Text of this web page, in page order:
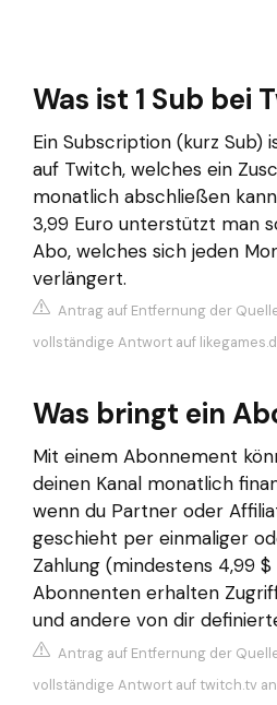
Was ist 1 Sub bei
Ein Subscription (kurz Sub)
auf Twitch, welches ein
monatlich abschließen
3,99 Euro unterstützt man
Abo, welches sich jeden
verlängert.
Antrag auf Entfernung der
vollständige Antwort auf
Was bringt ein
Mit einem Abonnement
deinen Kanal monatlich
wenn du Partner oder
geschieht per einmaliger
Zahlung (mindestens 4,99
Abonnenten erhalten
und andere von dir
Antrag auf Entfernung der
vollständige Antwort auf twitch.tv an